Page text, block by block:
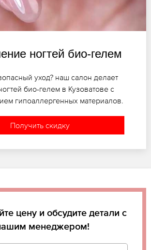
ногтей био-гелем
уход? наш салон делает
био-гелем в Кузоватове с
гипоаллергенных материалов.
Получить скидку
цену и обсудите детали с
менеджером!